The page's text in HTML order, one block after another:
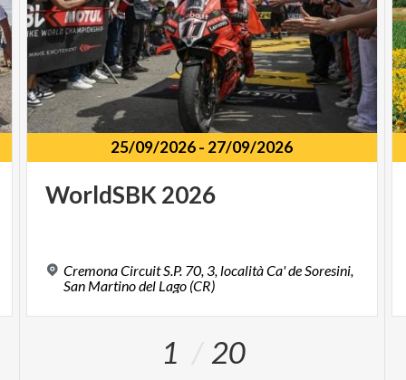
25/09/2026- 27/09/2026
WorldSBK 2026
Cremona Circuit S.P. 70, 3, località Ca' de Soresini,
San Martino del Lago (CR)
1 20